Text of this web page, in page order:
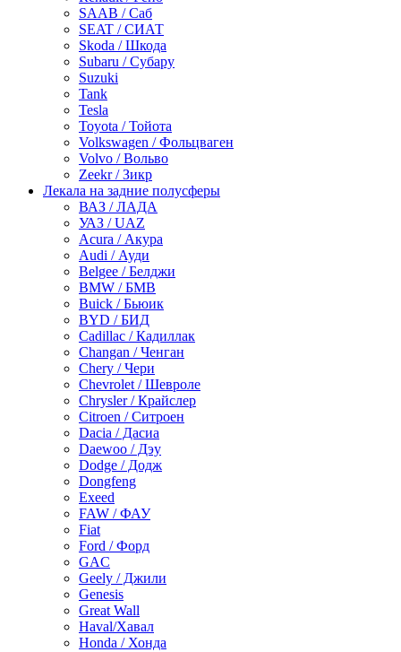
SAAB / Саб
SEAT / СИАТ
Skoda / Шкода
Subaru / Субару
Suzuki
Tank
Tesla
Toyota / Тойота
Volkswagen / Фольцваген
Volvo / Вольво
Zeekr / Зикр
Лекала на задние полусферы
ВАЗ / ЛАДА
УАЗ / UAZ
Acura / Акура
Audi / Ауди
Belgee / Белджи
BMW / БМВ
Buick / Бьюик
BYD / БИД
Cadillac / Кадиллак
Changan / Ченган
Chery / Чери
Chevrolet / Шевроле
Chrysler / Крайслер
Citroen / Ситроен
Dacia / Дасиа
Daewoo / Дэу
Dodge / Додж
Dongfeng
Exeed
FAW / ФАУ
Fiat
Ford / Форд
GAC
Geely / Джили
Genesis
Great Wall
Haval/Хавал
Honda / Хонда